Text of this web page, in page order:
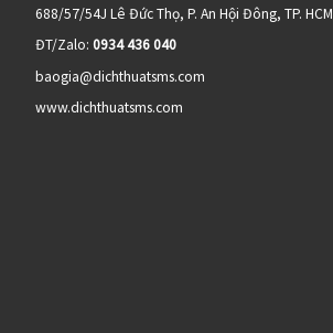
688/57/54J Lê Đức Thọ, P. An Hội Đông, TP. HCM
ĐT/Zalo: 0934 436 040
baogia@dichthuatsms.com
www.dichthuatsms.com